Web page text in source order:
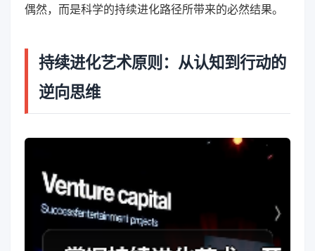
偶然，而是科学的持续进化路径所带来的必然结果。
持续进化艺术原则：从认知到行动的
逆向思维